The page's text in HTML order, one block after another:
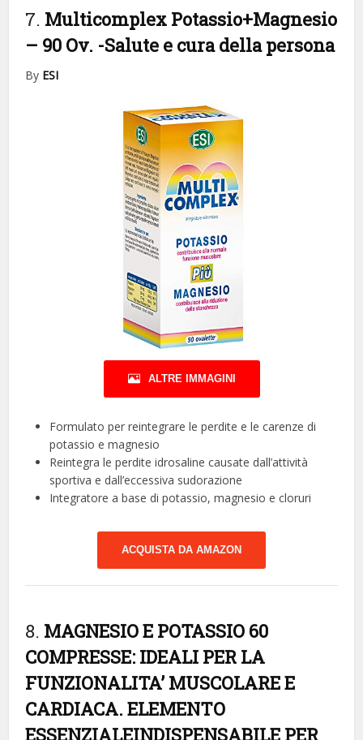
7. Multicomplex Potassio+Magnesio
– 90 Ov. -Salute e cura della persona
By ESI
ALTRE IMMAGINI
Formulato per reintegrare le perdite e le carenze di
potassio e magnesio
Reintegra le perdite idrosaline causate dall’attività
sportiva e dall’eccessiva sudorazione
Integratore a base di potassio, magnesio e cloruri
ACQUISTA DA AMAZON
8. MAGNESIO E POTASSIO 60
COMPRESSE: IDEALI PER LA
FUNZIONALITA’ MUSCOLARE E
CARDIACA. ELEMENTO
ESSENZIALEINDISPENSABILE PER